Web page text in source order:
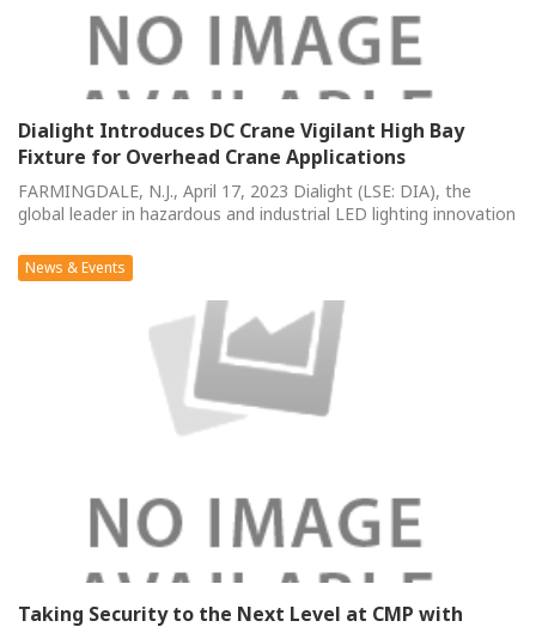
Dialight Introduces DC Crane Vigilant High Bay
Fixture for Overhead Crane Applications
FARMINGDALE, N.J., April 17, 2023 Dialight (LSE: DIA), the
global leader in hazardous and industrial LED lighting innovation
News & Events
Taking Security to the Next Level at CMP with